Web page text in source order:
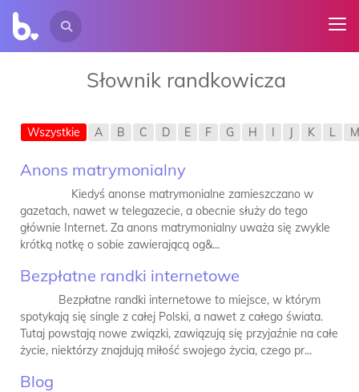
Słownik randkowicza
Wszystkie A B C D E F G H I J K L M
Anons matrymonialny
Kiedyś anonse matrymonialne zamieszczano w
gazetach, nawet w telegazecie, a obecnie służy do tego
głównie Internet. Za anons matrymonialny uważa się zwykle
krótką notkę o sobie zawierającą og&...
Bezpłatne randki internetowe
Bezpłatne randki internetowe to miejsce, w którym
spotykają się single z całej Polski, a nawet z całego świata.
Tutaj powstają nowe związki, zawiązują się przyjaźnie na całe
życie, niektórzy znajdują miłość swojego życia, czego pr...
Blog